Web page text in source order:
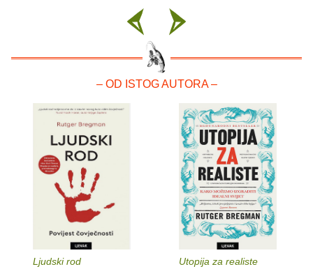
– OD ISTOG AUTORA –
Ljudski rod Utopija za realiste